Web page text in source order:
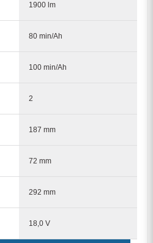
1900 lm
80 min/Ah
100 min/Ah
2
187 mm
72 mm
292 mm
18,0 V